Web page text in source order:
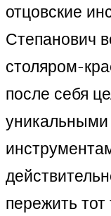
отцовские
Степанович
столяром-
после себя
уникальными
пережить